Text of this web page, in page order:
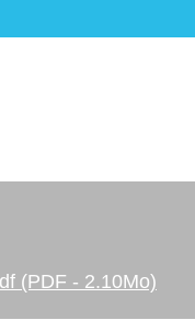
(PDF - 2.10Mo)